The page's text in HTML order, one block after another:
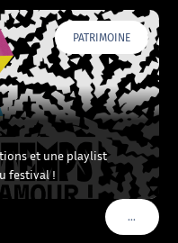
PATRIMOINE
et une playlist
festival !
…VOIR